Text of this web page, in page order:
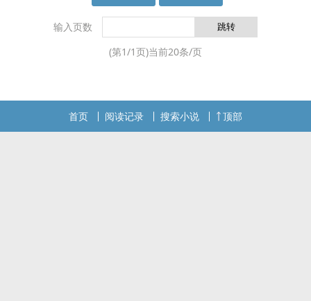
个魔族公主的名号，抛弃倾世容颜，脱离魔族，毅
然附shen于丞相府三小姐纪风晴的shen上。虽然纪
乎掩盖了她的半张脸，可是对于夏璎珞而言，这又
输入页数
(第1/1页)当前20条/页
首页 阅读记录 搜索小说 顶部